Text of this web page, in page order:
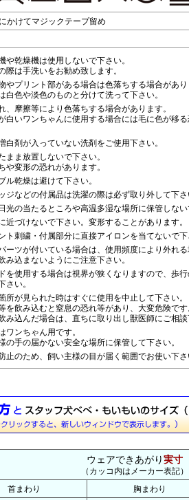
かけてマジックテープ留め
や乾燥機は使用しないで下さい。
際は手洗いをお勧め致します。
やプリント部がある場合は色落ちする場合があ
白色や淡色のものと分けて洗って下さい。
、摩擦等により色落ちする場合があります。
白いワンちゃんに使用する場合には毛に色が移
白剤が入っていない洗剤をご使用下さい。
まま放置しないで下さい。
や変形の恐れがあります。
ル乾燥は避けて下さい。
ジなどの付属品は洗濯の際は必ず取り外して下
光の当たるところや高温多湿な場所に保管しな
近づけないで下さい。変形することがあります。
ト刺繍・付属部分に直接アイロンを当てないで
ーツが付いている場合は、使用頻度により外れ
み込まないようにご注意下さい。
を使用する場合は視界が狭くなりますので、歩
さい。
所が見られた時はすぐに使用を中止して下さい。
を飲み込むと窒息の恐れ等があり、大変危険で
み込んだ場合は、直ちに取り出し獣医師にご相
ワンちゃん用です。
の手の届かない安全な場所に保管して下さい。
止のため、飼い主様の目が届く範囲でお使い下
ウェアできあがり実寸
（カッコ内はメーカー表記）
首まわり
胸まわり